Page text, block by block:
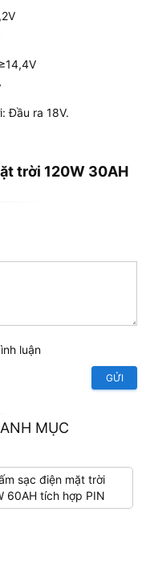
Đầu ra 18V.
trời 120W 30AH
luận
GỬI
MỤC